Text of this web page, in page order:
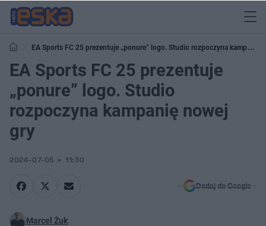
EA Sports FC 25 prezentuje „ponure” logo. Studio rozpoczyna kampanię
nowej gry
EA Sports FC 25 prezentuje
„ponure” logo. Studio
rozpoczyna kampanię nowej
gry
2024-07-05 11:30
Dodaj do Google
Marcel Żuk